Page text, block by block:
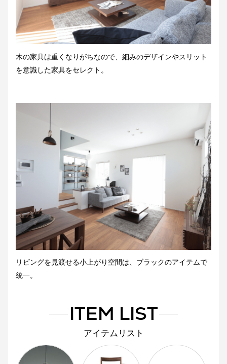
木の家具は重くなりがちなので、細みのデザインやスリット
を意識した家具をセレクト。
リビングを見渡せる小上がり空間は、ブラックのアイテムで
統一。
ITEM LIST
アイテムリスト